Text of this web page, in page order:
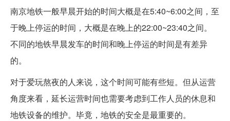
南京地铁一般早晨开始的时间大概是在5:40~6:00之间，至
于晚上停运的时间，大概是在晚上的22:00~23:40之间。
不同的地铁早晨发车的时间和晚上停运的时间是有差异
的。
对于爱玩熬夜的人来说，这个时间可能有些短。但从运营
角度来看，延长运营时间也需要考虑到工作人员的休息和
地铁设备的维护。毕竟，地铁的安全是最重要的。